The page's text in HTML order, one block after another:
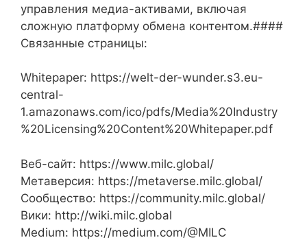
управления медиа-активами, включая
сложную платформу обмена контентом.####
Связанные страницы:
Whitepaper: https://welt-der-wunder.s3.eu-
central-
1.amazonaws.com/ico/pdfs/Media%20Industry
%20Licensing%20Content%20Whitepaper.pdf
Веб-сайт: https://www.milc.global/
Метаверсия: https://metaverse.milc.global/
Сообщество: https://community.milc.global/
Вики: http://wiki.milc.global
Medium: https://medium.com/@MILC